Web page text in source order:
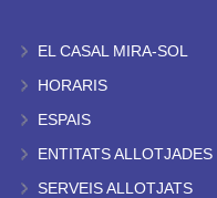
EL CASAL MIRA-SOL
HORARIS
ESPAIS
ENTITATS ALLOTJADES
SERVEIS ALLOTJATS